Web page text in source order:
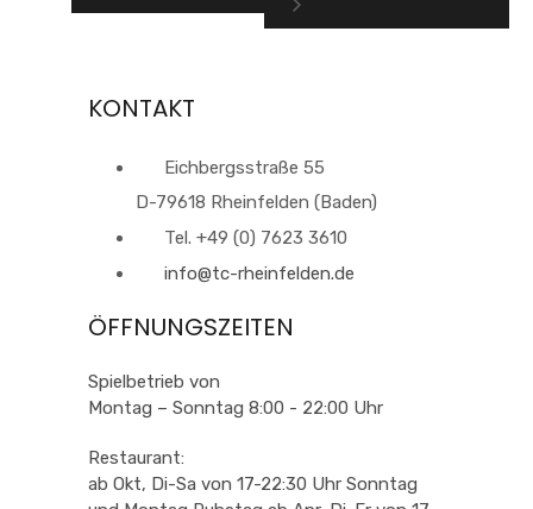
KONTAKT
Eichbergsstraße 55
D-79618 Rheinfelden (Baden)
Tel. +49 (0) 7623 3610
info@tc-rheinfelden.de
ÖFFNUNGSZEITEN
Spielbetrieb von
Montag – Sonntag 8:00 - 22:00 Uhr
Restaurant:
ab Okt, Di-Sa von 17-22:30 Uhr Sonntag